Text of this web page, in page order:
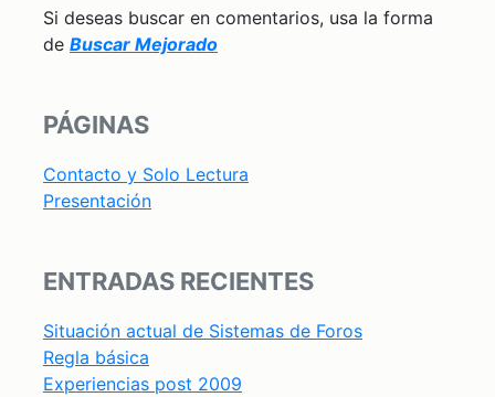
Si deseas buscar en comentarios, usa la forma
de Buscar Mejorado
PÁGINAS
Contacto y Solo Lectura
Presentación
ENTRADAS RECIENTES
Situación actual de Sistemas de Foros
Regla básica
Experiencias post 2009